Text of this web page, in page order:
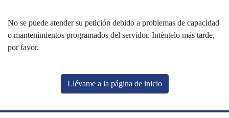
No se puede atender su petición debido a problemas de capacidad
o mantenimientos programados del servidor. Inténtelo más tarde,
por favor.
Llévame a la página de inicio